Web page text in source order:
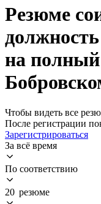
Резюме
на
Чтобы видеть все
После регистрации
Зарегистрироваться
За всё время
По соответствию
20 резюме